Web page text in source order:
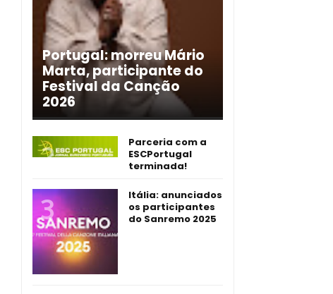
Portugal: morreu Mário
Marta, participante do
Festival da Canção
2026
Parceria com a
ESCPortugal
terminada!
Itália: anunciados
os participantes
do Sanremo 2025